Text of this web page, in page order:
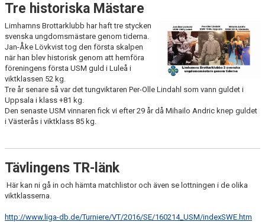
Tre historiska Mästare
Limhamns Brottarklubb har haft tre stycken
svenska ungdomsmästare genom tiderna.
Jan-Åke Lövkvist tog den första skalpen
när han blev historisk genom att hemföra
föreningens första USM guld i Luleå i
viktklassen 52 kg.
Tre år senare så var det tungviktaren Per-Olle Lindahl som vann guldet i
Uppsala i klass +81 kg.
Den senaste USM vinnaren fick vi efter 29 år då Mihailo Andric knep guldet
i Västerås i viktklass 85 kg.
Tävlingens TR-länk
Här kan ni gå in och hämta matchlistor och även se lottningen i de olika
viktklasserna.
http://www.liga-db.de/Turniere/VT/2016/SE/160214_USM/indexSWE.htm